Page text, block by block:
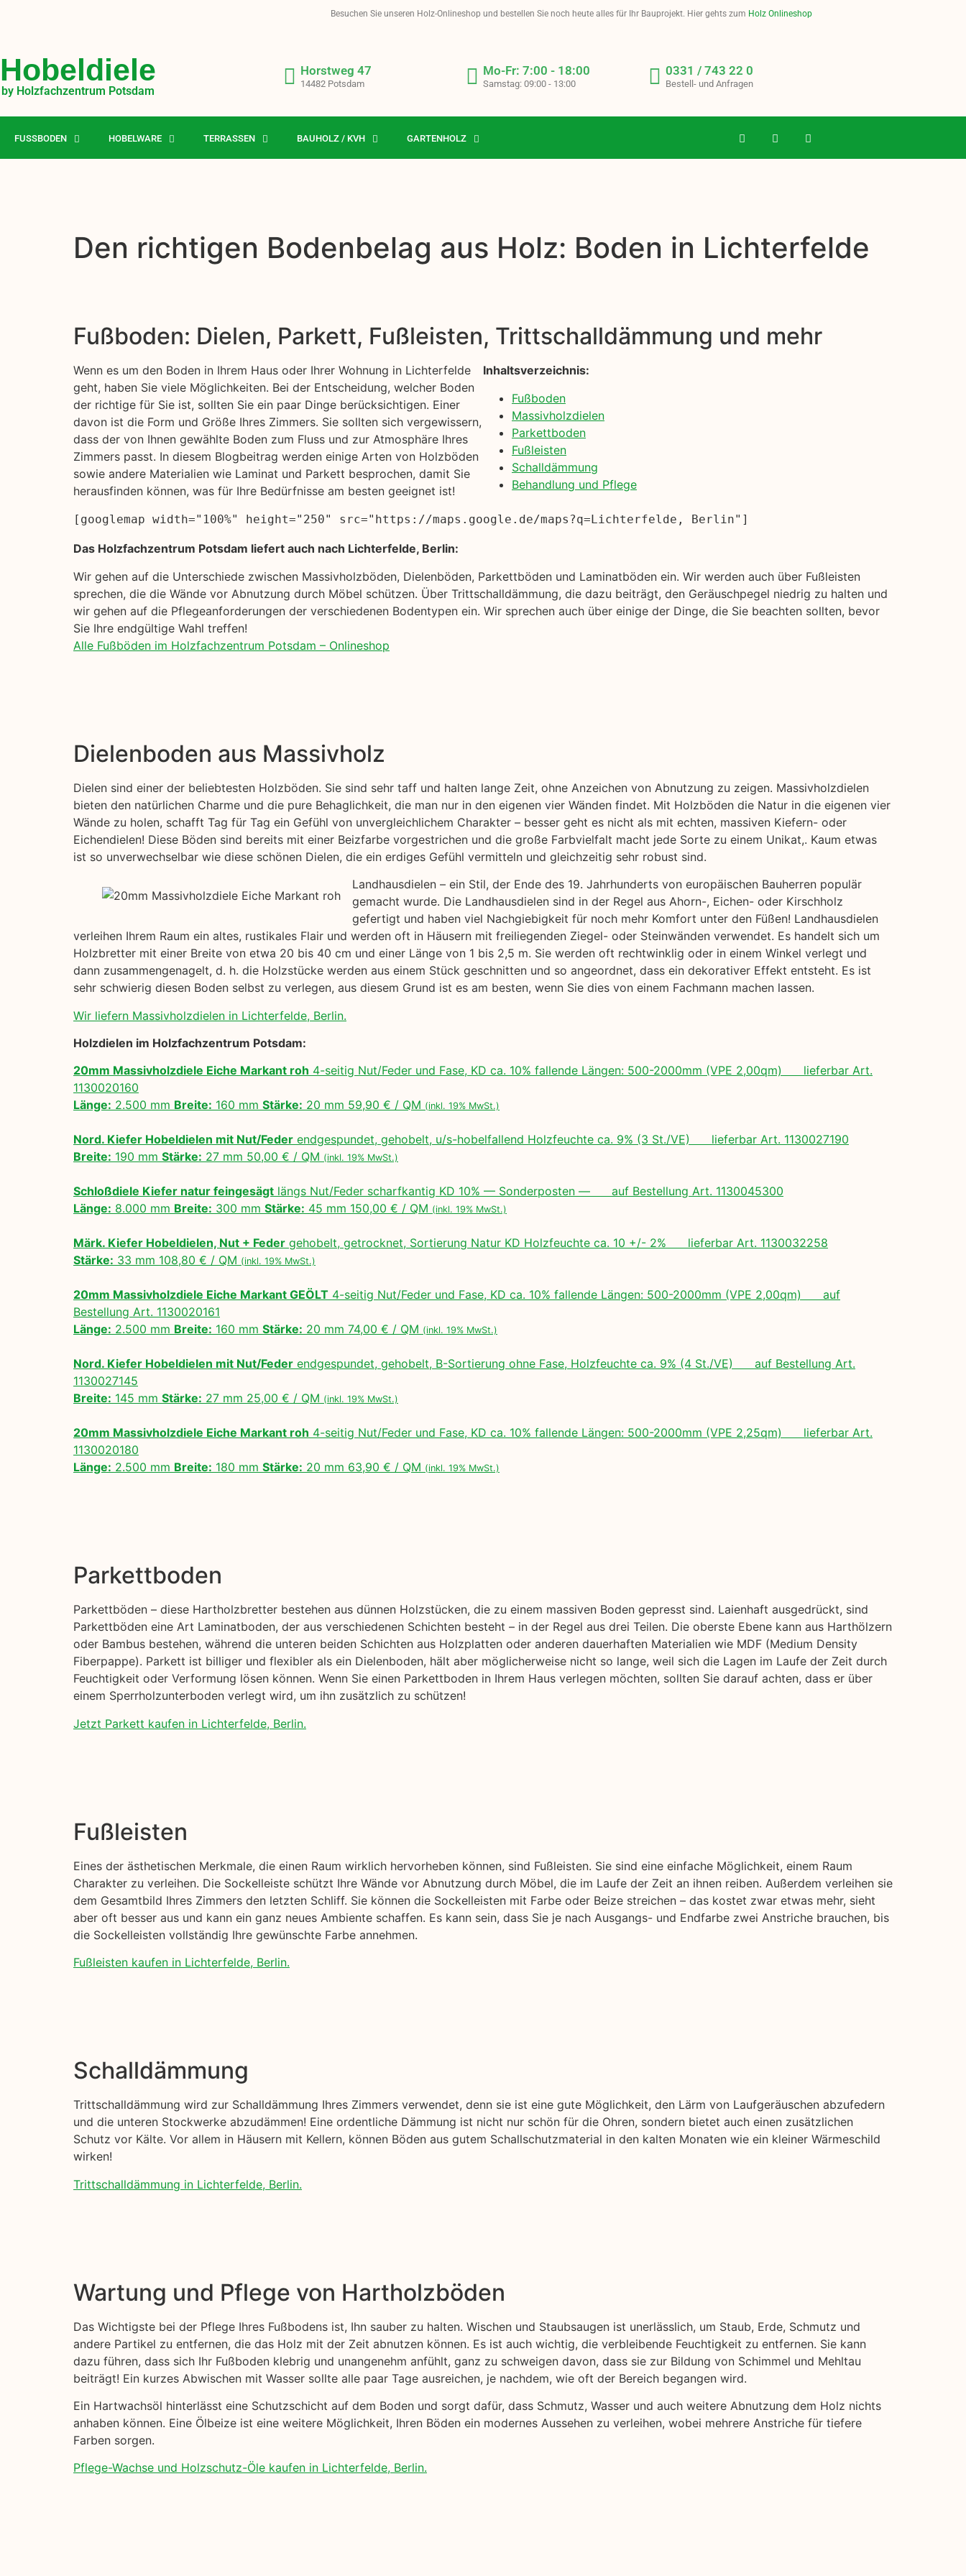
Besuchen Sie unseren Holz-Onlineshop und bestellen Sie noch heute alles für Ihr Bauprojekt. Hier gehts zum Holz Onlineshop
Hobeldiele
by Holzfachzentrum Potsdam
Horstweg 47
14482 Potsdam
Mo-Fr: 7:00 - 18:00
Samstag: 09:00 - 13:00
0331 / 743 22 0
Bestell- und Anfragen
FUSSBODEN HOBELWARE TERRASSEN BAUHOLZ / KVH GARTENHOLZ
Den richtigen Bodenbelag aus Holz: Boden in Lichterfelde
Fußboden: Dielen, Parkett, Fußleisten, Trittschalldämmung und mehr
Wenn es um den Boden in Ihrem Haus oder Ihrer Wohnung in Lichterfelde
geht, haben Sie viele Möglichkeiten. Bei der Entscheidung, welcher Boden
der richtige für Sie ist, sollten Sie ein paar Dinge berücksichtigen. Einer
davon ist die Form und Größe Ihres Zimmers. Sie sollten sich vergewissern,
dass der von Ihnen gewählte Boden zum Fluss und zur Atmosphäre Ihres
Zimmers passt. In diesem Blogbeitrag werden einige Arten von Holzböden
sowie andere Materialien wie Laminat und Parkett besprochen, damit Sie
herausfinden können, was für Ihre Bedürfnisse am besten geeignet ist!
Inhaltsverzeichnis:
Fußboden
Massivholzdielen
Parkettboden
Fußleisten
Schalldämmung
Behandlung und Pflege
[googlemap width="100%" height="250" src="https://maps.google.de/maps?q=Lichterfelde, Berlin"]
Das Holzfachzentrum Potsdam liefert auch nach Lichterfelde, Berlin:
Wir gehen auf die Unterschiede zwischen Massivholzböden, Dielenböden, Parkettböden und Laminatböden ein. Wir werden auch über Fußleisten
sprechen, die die Wände vor Abnutzung durch Möbel schützen. Über Trittschalldämmung, die dazu beiträgt, den Geräuschpegel niedrig zu halten und
wir gehen auf die Pflegeanforderungen der verschiedenen Bodentypen ein. Wir sprechen auch über einige der Dinge, die Sie beachten sollten, bevor
Sie Ihre endgültige Wahl treffen!
Alle Fußböden im Holzfachzentrum Potsdam – Onlineshop
Dielenboden aus Massivholz
Dielen sind einer der beliebtesten Holzböden. Sie sind sehr taff und halten lange Zeit, ohne Anzeichen von Abnutzung zu zeigen. Massivholzdielen
bieten den natürlichen Charme und die pure Behaglichkeit, die man nur in den eigenen vier Wänden findet. Mit Holzböden die Natur in die eigenen vier
Wände zu holen, schafft Tag für Tag ein Gefühl von unvergleichlichem Charakter – besser geht es nicht als mit echten, massiven Kiefern- oder
Eichendielen! Diese Böden sind bereits mit einer Beizfarbe vorgestrichen und die große Farbvielfalt macht jede Sorte zu einem Unikat,. Kaum etwas
ist so unverwechselbar wie diese schönen Dielen, die ein erdiges Gefühl vermitteln und gleichzeitig sehr robust sind.
Landhausdielen – ein Stil, der Ende des 19. Jahrhunderts von europäischen Bauherren populär
gemacht wurde. Die Landhausdielen sind in der Regel aus Ahorn-, Eichen- oder Kirschholz
gefertigt und haben viel Nachgiebigkeit für noch mehr Komfort unter den Füßen! Landhausdielen
verleihen Ihrem Raum ein altes, rustikales Flair und werden oft in Häusern mit freiliegenden Ziegel- oder Steinwänden verwendet. Es handelt sich um
Holzbretter mit einer Breite von etwa 20 bis 40 cm und einer Länge von 1 bis 2,5 m. Sie werden oft rechtwinklig oder in einem Winkel verlegt und
dann zusammengenagelt, d. h. die Holzstücke werden aus einem Stück geschnitten und so angeordnet, dass ein dekorativer Effekt entsteht. Es ist
sehr schwierig diesen Boden selbst zu verlegen, aus diesem Grund ist es am besten, wenn Sie dies von einem Fachmann machen lassen.
Wir liefern Massivholzdielen in Lichterfelde, Berlin.
Holzdielen im Holzfachzentrum Potsdam:
20mm Massivholzdiele Eiche Markant roh 4-seitig Nut/Feder und Fase, KD ca. 10% fallende Längen: 500-2000mm (VPE 2,00qm) lieferbar Art.
1130020160
Länge: 2.500 mm Breite: 160 mm Stärke: 20 mm 59,90 € / QM (inkl. 19% MwSt.)
Nord. Kiefer Hobeldielen mit Nut/Feder endgespundet, gehobelt, u/s-hobelfallend Holzfeuchte ca. 9% (3 St./VE) lieferbar Art. 1130027190
Breite: 190 mm Stärke: 27 mm 50,00 € / QM (inkl. 19% MwSt.)
Schloßdiele Kiefer natur feingesägt längs Nut/Feder scharfkantig KD 10% — Sonderposten — auf Bestellung Art. 1130045300
Länge: 8.000 mm Breite: 300 mm Stärke: 45 mm 150,00 € / QM (inkl. 19% MwSt.)
Märk. Kiefer Hobeldielen, Nut + Feder gehobelt, getrocknet, Sortierung Natur KD Holzfeuchte ca. 10 +/- 2% lieferbar Art. 1130032258
Stärke: 33 mm 108,80 € / QM (inkl. 19% MwSt.)
20mm Massivholzdiele Eiche Markant GEÖLT 4-seitig Nut/Feder und Fase, KD ca. 10% fallende Längen: 500-2000mm (VPE 2,00qm) auf
Bestellung Art. 1130020161
Länge: 2.500 mm Breite: 160 mm Stärke: 20 mm 74,00 € / QM (inkl. 19% MwSt.)
Nord. Kiefer Hobeldielen mit Nut/Feder endgespundet, gehobelt, B-Sortierung ohne Fase, Holzfeuchte ca. 9% (4 St./VE) auf Bestellung Art.
1130027145
Breite: 145 mm Stärke: 27 mm 25,00 € / QM (inkl. 19% MwSt.)
20mm Massivholzdiele Eiche Markant roh 4-seitig Nut/Feder und Fase, KD ca. 10% fallende Längen: 500-2000mm (VPE 2,25qm) lieferbar Art.
1130020180
Länge: 2.500 mm Breite: 180 mm Stärke: 20 mm 63,90 € / QM (inkl. 19% MwSt.)
Parkettboden
Parkettböden – diese Hartholzbretter bestehen aus dünnen Holzstücken, die zu einem massiven Boden gepresst sind. Laienhaft ausgedrückt, sind
Parkettböden eine Art Laminatboden, der aus verschiedenen Schichten besteht – in der Regel aus drei Teilen. Die oberste Ebene kann aus Harthölzern
oder Bambus bestehen, während die unteren beiden Schichten aus Holzplatten oder anderen dauerhaften Materialien wie MDF (Medium Density
Fiberpappe). Parkett ist billiger und flexibler als ein Dielenboden, hält aber möglicherweise nicht so lange, weil sich die Lagen im Laufe der Zeit durch
Feuchtigkeit oder Verformung lösen können. Wenn Sie einen Parkettboden in Ihrem Haus verlegen möchten, sollten Sie darauf achten, dass er über
einem Sperrholzunterboden verlegt wird, um ihn zusätzlich zu schützen!
Jetzt Parkett kaufen in Lichterfelde, Berlin.
Fußleisten
Eines der ästhetischen Merkmale, die einen Raum wirklich hervorheben können, sind Fußleisten. Sie sind eine einfache Möglichkeit, einem Raum
Charakter zu verleihen. Die Sockelleiste schützt Ihre Wände vor Abnutzung durch Möbel, die im Laufe der Zeit an ihnen reiben. Außerdem verleihen sie
dem Gesamtbild Ihres Zimmers den letzten Schliff. Sie können die Sockelleisten mit Farbe oder Beize streichen – das kostet zwar etwas mehr, sieht
aber oft besser aus und kann ein ganz neues Ambiente schaffen. Es kann sein, dass Sie je nach Ausgangs- und Endfarbe zwei Anstriche brauchen, bis
die Sockelleisten vollständig Ihre gewünschte Farbe annehmen.
Fußleisten kaufen in Lichterfelde, Berlin.
Schalldämmung
Trittschalldämmung wird zur Schalldämmung Ihres Zimmers verwendet, denn sie ist eine gute Möglichkeit, den Lärm von Laufgeräuschen abzufedern
und die unteren Stockwerke abzudämmen! Eine ordentliche Dämmung ist nicht nur schön für die Ohren, sondern bietet auch einen zusätzlichen
Schutz vor Kälte. Vor allem in Häusern mit Kellern, können Böden aus gutem Schallschutzmaterial in den kalten Monaten wie ein kleiner Wärmeschild
wirken!
Trittschalldämmung in Lichterfelde, Berlin.
Wartung und Pflege von Hartholzböden
Das Wichtigste bei der Pflege Ihres Fußbodens ist, Ihn sauber zu halten. Wischen und Staubsaugen ist unerlässlich, um Staub, Erde, Schmutz und
andere Partikel zu entfernen, die das Holz mit der Zeit abnutzen können. Es ist auch wichtig, die verbleibende Feuchtigkeit zu entfernen. Sie kann
dazu führen, dass sich Ihr Fußboden klebrig und unangenehm anfühlt, ganz zu schweigen davon, dass sie zur Bildung von Schimmel und Mehltau
beiträgt! Ein kurzes Abwischen mit Wasser sollte alle paar Tage ausreichen, je nachdem, wie oft der Bereich begangen wird.
Ein Hartwachsöl hinterlässt eine Schutzschicht auf dem Boden und sorgt dafür, dass Schmutz, Wasser und auch weitere Abnutzung dem Holz nichts
anhaben können. Eine Ölbeize ist eine weitere Möglichkeit, Ihren Böden ein modernes Aussehen zu verleihen, wobei mehrere Anstriche für tiefere
Farben sorgen.
Pflege-Wachse und Holzschutz-Öle kaufen in Lichterfelde, Berlin.